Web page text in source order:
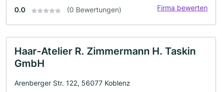
0.0 (0 Bewertungen) Firma bewerten
Haar-Atelier R. Zimmermann H. Taskin
GmbH
Arenberger Str. 122, 56077 Koblenz